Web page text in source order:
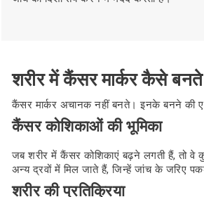
शरीर में कैंसर मार्कर कैसे
कैंसर मार्कर अचानक नहीं बनते। इनके बनने की
कैंसर कोशिकाओं की भूमिका
जब शरीर में कैंसर कोशिकाएं बढ़ने लगती हैं, तो वे
अन्य द्रवों में मिल जाते हैं, जिन्हें जांच के जरिए
शरीर की प्रतिक्रिया